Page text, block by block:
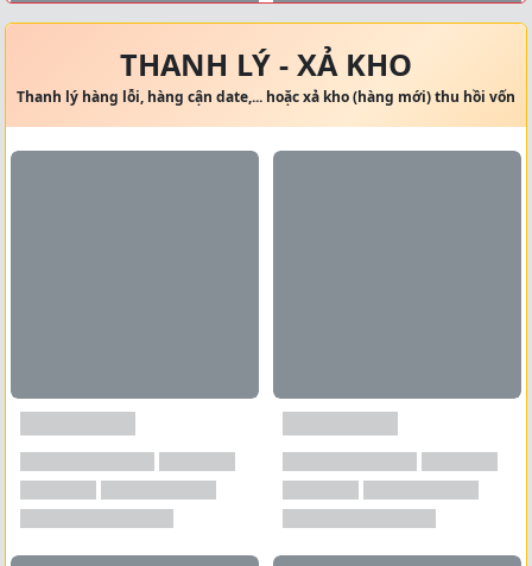
THANH LÝ - XẢ KHO
Thanh lý hàng lỗi, hàng cận date,... hoặc xả kho (hàng mới) thu hồi vốn